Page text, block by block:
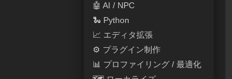
🤖 AI / NPC
🐍 Python
📈 エディタ拡張
⚙ プラグイン制作
📊 プロファイリング / 最適化